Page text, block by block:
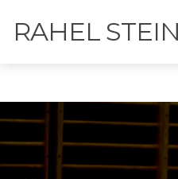
RAHEL